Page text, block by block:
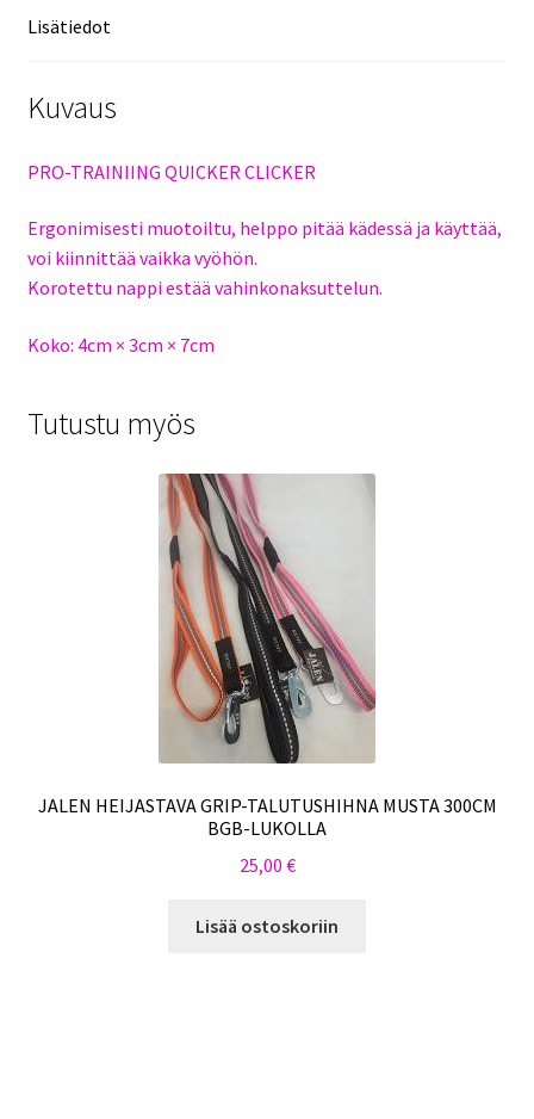
Lisätiedot
Kuvaus
PRO-TRAINIING QUICKER CLICKER
Ergonimisesti muotoiltu, helppo pitää kädessä ja käyttää,
voi kiinnittää vaikka vyöhön.
Korotettu nappi estää vahinkonaksuttelun.
Koko: 4cm × 3cm × 7cm
Tutustu myös
JALEN HEIJASTAVA GRIP-TALUTUSHIHNA MUSTA 300CM
BGB-LUKOLLA
25,00 €
Lisää ostoskoriin